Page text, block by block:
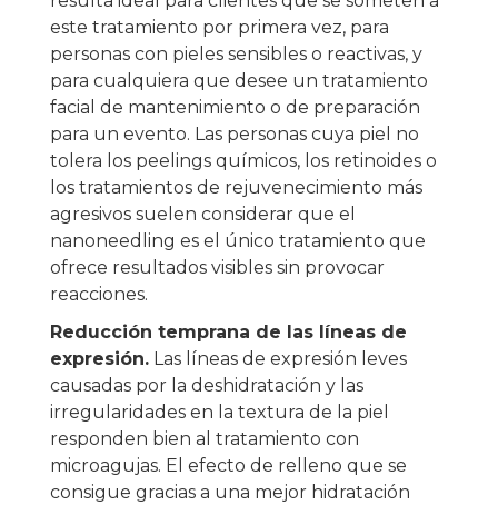
este tratamiento por primera vez, para
personas con pieles sensibles o reactivas, y
para cualquiera que desee un tratamiento
facial de mantenimiento o de preparación
para un evento. Las personas cuya piel no
tolera los peelings químicos, los retinoides o
los tratamientos de rejuvenecimiento más
agresivos suelen considerar que el
nanoneedling es el único tratamiento que
ofrece resultados visibles sin provocar
reacciones.
Reducción temprana de las líneas de
expresión. Las líneas de expresión leves
causadas por la deshidratación y las
irregularidades en la textura de la piel
responden bien al tratamiento con
microagujas. El efecto de relleno que se
consigue gracias a una mejor hidratación